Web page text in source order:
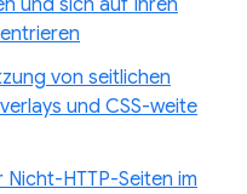
und sich auf Ihren
von seitlichen
und CSS-weite
HTTP-Seiten im